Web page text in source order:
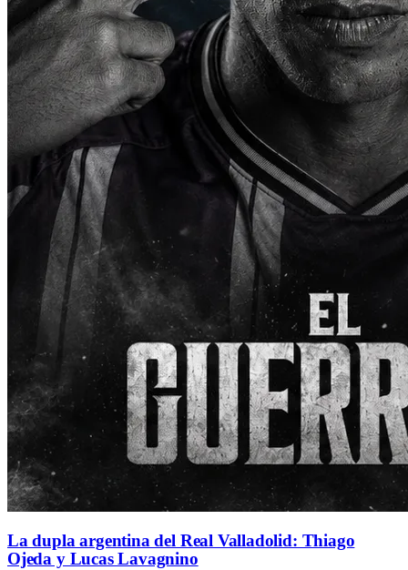
La dupla argentina del Real Valladolid: Thiago
Ojeda y Lucas Lavagnino